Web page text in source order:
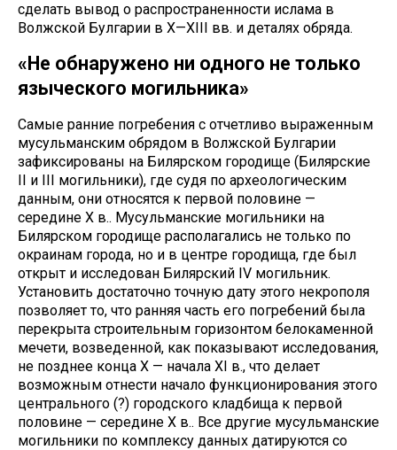
сделать вывод о распространенности ислама в
Волжской Булгарии в X—XIII вв. и деталях обряда.
«Не обнаружено ни одного не только
языческого могильника»
Самые ранние погребения с отчетливо выраженным
мусульманским обрядом в Волжской Булгарии
зафиксированы на Билярском городище (Билярские
II и III могильники), где судя по археологическим
данным, они относятся к первой половине —
середине X в.. Мусульманские могильники на
Билярском городище располагались не только по
окраинам города, но и в центре городища, где был
открыт и исследован Билярский IV могильник.
Установить достаточно точную дату этого некрополя
позволяет то, что ранняя часть его погребений была
перекрыта строительным горизонтом белокаменной
мечети, возведенной, как показывают исследования,
не позднее конца X — начала XI в., что делает
возможным отнести начало функционирования этого
центрального (?) городского кладбища к первой
половине — середине X в.. Все другие мусульманские
могильники по комплексу данных датируются со